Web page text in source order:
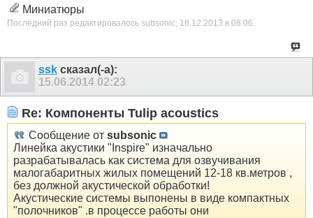
Миниатюры
Последний раз редактировалось subsonic; 18.12.2013 в 08:06
ssk сказал(-а):
15.06.2014 02:23
Re: Компоненты Tulip acoustics
Сообщение от subsonic
Линейка акустики "Inspire" изначально
разрабатывалась как система для озвучивания
малогабаритных жилых помещений 12-18 кв.метров ,
без должной акустической обработки!
Акустические системы выпонены в виде компактных
"полочников" .в процессе работы они